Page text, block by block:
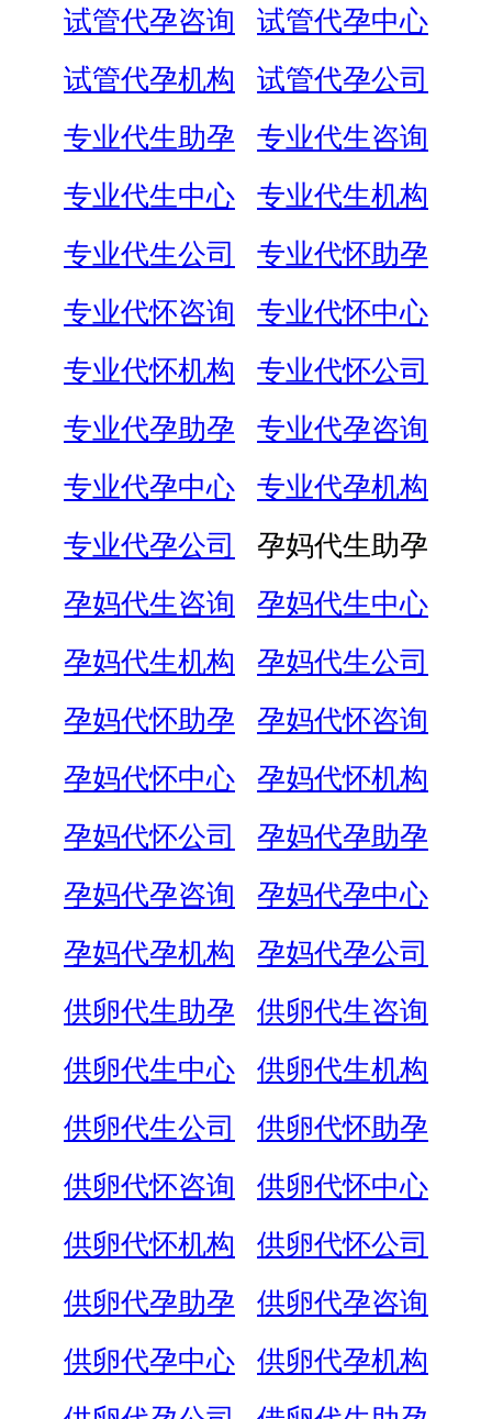
试管代孕咨询
试管代孕中心
试管代孕机构
试管代孕公司
专业代生助孕
专业代生咨询
专业代生中心
专业代生机构
专业代生公司
专业代怀助孕
专业代怀咨询
专业代怀中心
专业代怀机构
专业代怀公司
专业代孕助孕
专业代孕咨询
专业代孕中心
专业代孕机构
专业代孕公司
孕妈代生助孕
孕妈代生咨询
孕妈代生中心
孕妈代生机构
孕妈代生公司
孕妈代怀助孕
孕妈代怀咨询
孕妈代怀中心
孕妈代怀机构
孕妈代怀公司
孕妈代孕助孕
孕妈代孕咨询
孕妈代孕中心
孕妈代孕机构
孕妈代孕公司
供卵代生助孕
供卵代生咨询
供卵代生中心
供卵代生机构
供卵代生公司
供卵代怀助孕
供卵代怀咨询
供卵代怀中心
供卵代怀机构
供卵代怀公司
供卵代孕助孕
供卵代孕咨询
供卵代孕中心
供卵代孕机构